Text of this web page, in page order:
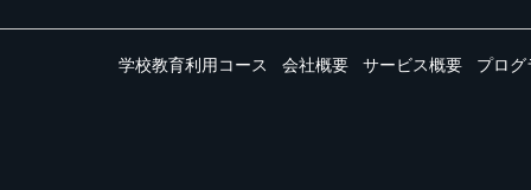
学校教育利用コース 会社概要 サービス概要 プログ